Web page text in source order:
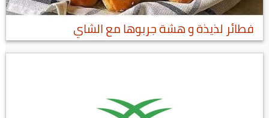
فطائر لذيذة و هشة جربوها مع الشاي